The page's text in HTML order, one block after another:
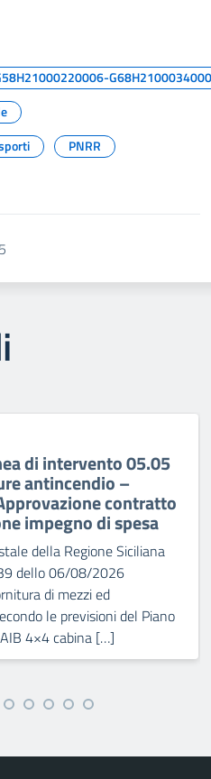
PNRR
di intervento 05.05
antincendio –
contratto
impegno di spesa
della Regione Siciliana
dello 06/08/2026
di mezzi ed
le previsioni del Piano
4×4 cabina […]